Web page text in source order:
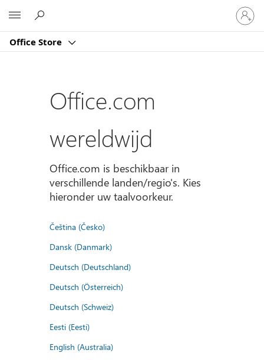
Office Store
Meld
je
aan
je
Office.com
wereldwijd
Office.com is beschikbaar in
verschillende landen/regio's. Kies
hieronder uw taalvoorkeur.
Čeština (Česko)
Dansk (Danmark)
Deutsch (Deutschland)
Deutsch (Österreich)
Deutsch (Schweiz)
Eesti (Eesti)
English (Australia)